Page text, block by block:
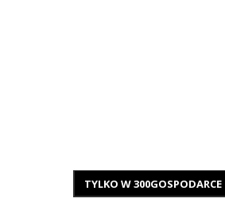
TYLKO W 300GOSPODARCE